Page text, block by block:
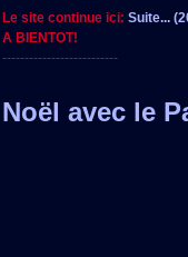
Le site continue ici: Suite...
A BIENTOT!
--------------------------
Noël avec le